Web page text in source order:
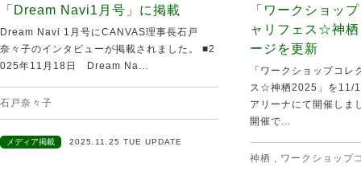
「Dream Navi1月号」に掲載
Dream Navi 1月号にCANVAS理事長石戸
奈々子のインタビューが掲載されました。 ■2
025年11月18日 Dream Na...
石戸奈々子
メディア掲載 2025.11.25 TUE UPDATE
「ワークショッ
ャリフェス☆神
ージを更新
「ワークショップコ
ス☆神栖2025」を11/
アリーナにて開催しま
開催で...
神栖 , ワークショップ